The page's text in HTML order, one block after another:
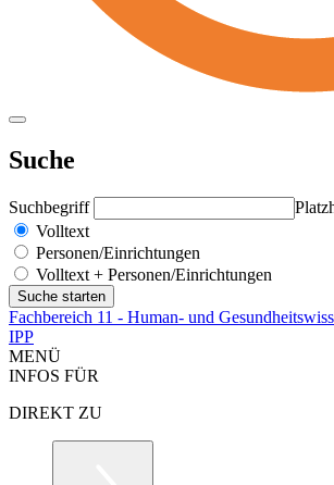
Suche
Suchbegriff
Volltext
Personen/Einrichtungen
Volltext + Personen/Einrichtungen
Fachbereich 11 - Human- und
IPP
MENÜ
INFOS FÜR
DIREKT ZU